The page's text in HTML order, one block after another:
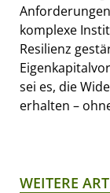
komplexe
Resilienz
sei es, die
erhalten –
WEITERE